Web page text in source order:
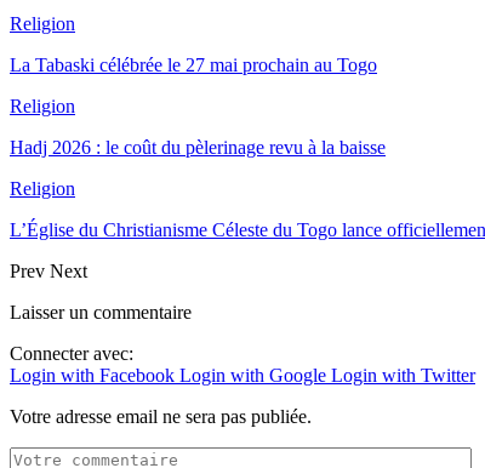
Religion
La Tabaski célébrée le 27 mai prochain au Togo
Religion
Hadj 2026 : le coût du pèlerinage revu à la baisse
Religion
L’Église du Christianisme Céleste du Togo lance
Prev Next
Laisser un commentaire
Connecter avec:
Login with Facebook Login with Google Login with Twitter
Votre adresse email ne sera pas publiée.